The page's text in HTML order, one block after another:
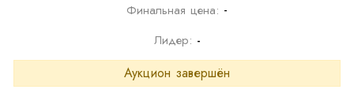
Финальная цена: -
Лидер: -
Аукцион завершён